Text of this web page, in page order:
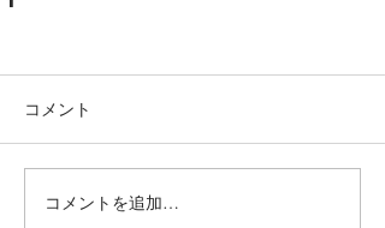
コメント
コメントを追加…